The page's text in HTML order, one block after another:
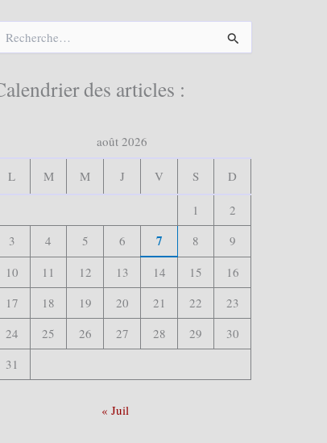
des articles :
août 2026
L M M J V S D
1
2
3
4 5 6 7 8
9
10
11 12 13 14 15
16
17
18 19 20 21 22
23
24
25 26 27 28 29
30
31
« Juil